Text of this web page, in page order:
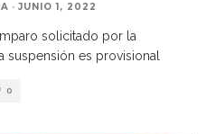
· JUNIO 1, 2022
solicitado por la
suspensión es provisional
0